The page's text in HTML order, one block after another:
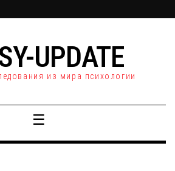
UPDATE
из мира психологии
☰